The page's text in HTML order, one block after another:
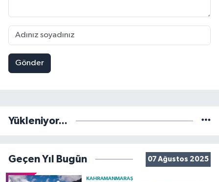
Gönder
Yükleniyor...
Geçen Yıl Bugün 07 Ağustos 2025
KAHRAMANMARAŞ